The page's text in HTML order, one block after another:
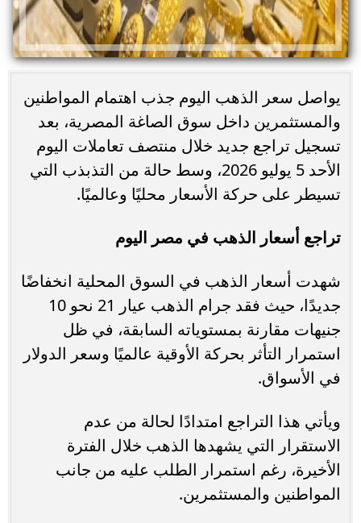
يواصل سعر الذهب اليوم جذب اهتمام المواطنين
والمستثمرين داخل سوق الصاغة المصرية، بعد
تسجيل تراجع جديد خلال منتصف تعاملات اليوم
الأحد 5 يوليو 2026، وسط حالة من التذبذب التي
تسيطر على حركة الأسعار محليًا وعالميًا.
تراجع أسعار الذهب في مصر اليوم
شهدت أسعار الذهب في السوق المحلية انخفاضًا
جديدًا، حيث فقد جرام الذهب عيار 21 نحو 10
جنيهات مقارنة بمستوياته السابقة، في ظل
استمرار التأثر بحركة الأوقية عالميًا وسعر الدولار
في الأسواق.
ويأتي هذا التراجع امتدادًا لحالة من عدم
الاستقرار التي يشهدها الذهب خلال الفترة
الأخيرة، رغم استمرار الطلب عليه من جانب
المواطنين والمستثمرين.